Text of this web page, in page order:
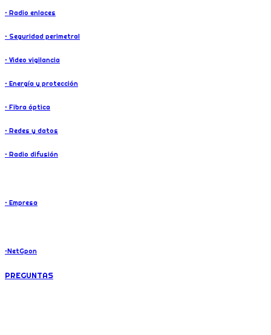
• Radio enlaces
• Seguridad perimetral
• Video vigilancia
• Energía y protección
• Fibra óptica
• Redes y datos
• Radio difusión
• Empresa
•NetGpon
PREGUNTAS